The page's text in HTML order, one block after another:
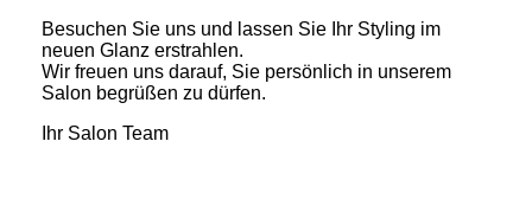
Besuchen Sie uns und lassen Sie Ihr Styling im
neuen Glanz erstrahlen.
Wir freuen uns darauf, Sie persönlich in unserem
Salon begrüßen zu dürfen.
Ihr Salon Team